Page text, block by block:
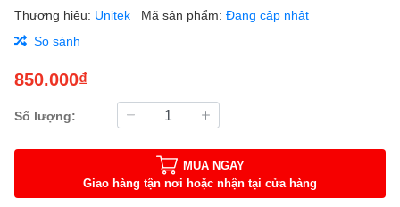
Thương hiệu: Unitek Mã sản phẩm: Đang cập nhật
So sánh
850.000₫
Số lượng:
MUA NGAY
Giao hàng tận nơi hoặc nhận tại cửa hàng